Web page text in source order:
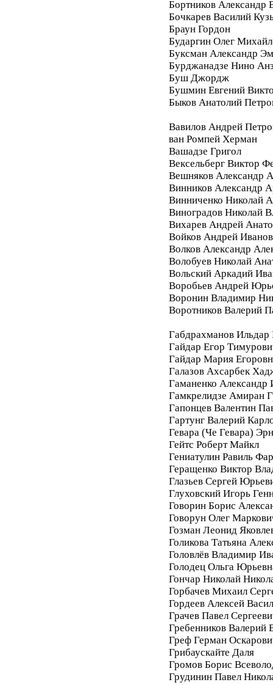
Бортников Александр
Бочкарев Василий
Браун Гордон
Бударгин Олег
Буксман Александр
Бурджанадзе Нино
Буш Джордж
Бушмин Евгений
Быков Анатолий
Вавилов Андрей
ван Ромпей Херман
Вашадзе Григол
Вексельберг Виктор
Вешняков Александр
Винников Александр
Винниченко Николай
Виноградов Николай
Вихарев Андрей
Войков Андрей
Волков Александр
Волобуев Николай
Вольский Аркадий
Воробьев Андрей
Воронин Владимир
Воротников Валерий
Габдрахманов Ильдар
Гайдар Егор
Гайдар Мария
Галазов Ахсарбек
Гаманенко Александр
Гамкрелидзе Амиран
Гапонцев Валентин
Гартунг Валерий
Гевара (Че Гевара)
Гейтс Роберт Майкл
Гениатулин Равиль
Геращенко Виктор
Глазьев Сергей
Глуховский Игорь
Говорин Борис
Говорун Олег
Гозман Леонид
Голикова Татьяна
Головлёв Владимир
Голодец Ольга
Гончар Николай
Горбачев Михаил
Гордеев Алексей
Грачев Павел
Гребенников Валерий
Греф Герман
Грибаускайте Даля
Громов Борис
Грудинин Павел